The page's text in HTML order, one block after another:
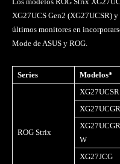
XG27UCS Gen2 (XG27UCSR)
últimos monitores en
Mode de ASUS y ROG.
Series Modelos*
ROG Strix
XG27UCSR
XG27UCGR
W
XG27JCG